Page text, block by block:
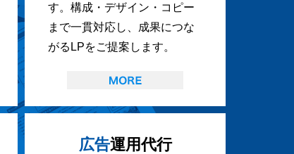
す。構成・デザイン・コピー
まで一貫対応し、成果につな
がるLPをご提案します。
広告運用代行